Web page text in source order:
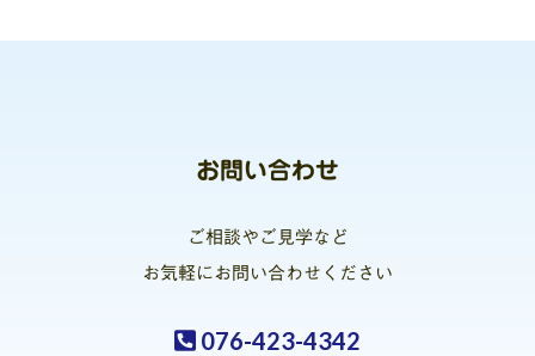
お問い合わせ
ご相談やご見学など
お気軽にお問い合わせください
076-423-4342